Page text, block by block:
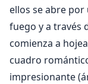
ellos se abre
fuego y a través
comienza a
cuadro
impresionante